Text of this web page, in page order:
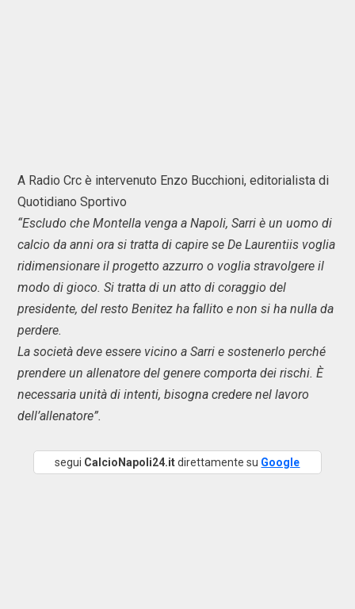
A Radio Crc è intervenuto Enzo Bucchioni, editorialista di
Quotidiano Sportivo
“Escludo che Montella venga a Napoli, Sarri è un uomo di
calcio da anni ora si tratta di capire se De Laurentiis voglia
ridimensionare il progetto azzurro o voglia stravolgere il
modo di gioco. Si tratta di un atto di coraggio del
presidente, del resto Benitez ha fallito e non si ha nulla da
perdere.
La società deve essere vicino a Sarri e sostenerlo perché
prendere un allenatore del genere comporta dei rischi. È
necessaria unità di intenti, bisogna credere nel lavoro
dell’allenatore”.
segui CalcioNapoli24.itdirettamente su Google